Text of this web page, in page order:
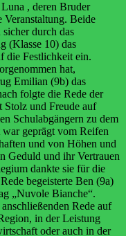
, deren Bruder
Beide
durch das
(Klasse 10) das
die Festlichkeit ein.
hat,
Emilian (9b) das
folgte die Rede der
und Freude auf
Schulabgängern zu dem
geprägt vom Reifen
und von Höhen und
Geduld und ihr Vertrauen
dankte sie für die
begeisterte Ben (9a)
„Nuvole Bianche“.
Rede auf
in der Leistung
oder auch in der